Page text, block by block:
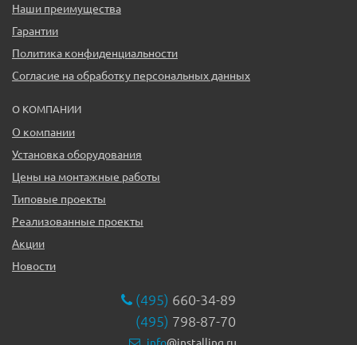
Наши преимущества
Гарантии
Политика конфиденциальности
Согласие на обработку персональных данных
О КОМПАНИИ
О компании
Установка оборудования
Цены на монтажные работы
Типовые проекты
Реализованные проекты
Акции
Новости
(495) 660-34-89
(495) 798-87-70
info@installing.ru